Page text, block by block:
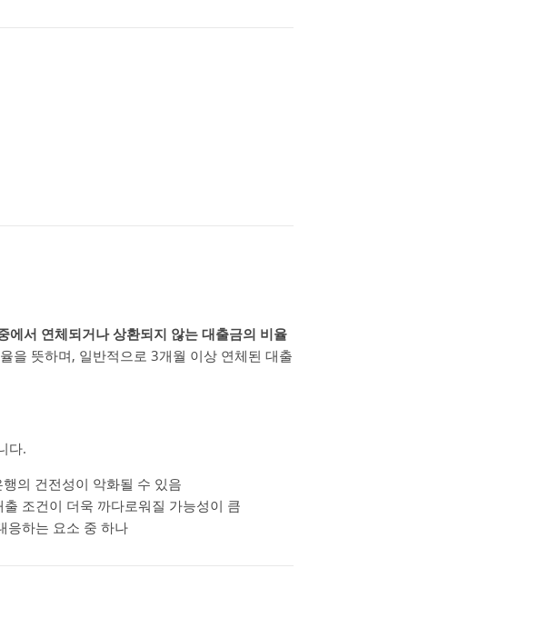
에서 연체되거나 상환되지 않는 대출금의 비율
을 뜻하며, 일반적으로 3개월 이상 연체된 대출
다.
의 건전성이 악화될 수 있음
조건이 더욱 까다로워질 가능성이 큼
응하는 요소 중 하나